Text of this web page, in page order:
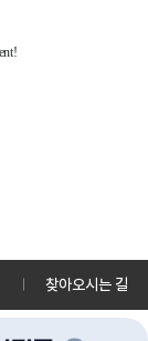
찾아오시는 길